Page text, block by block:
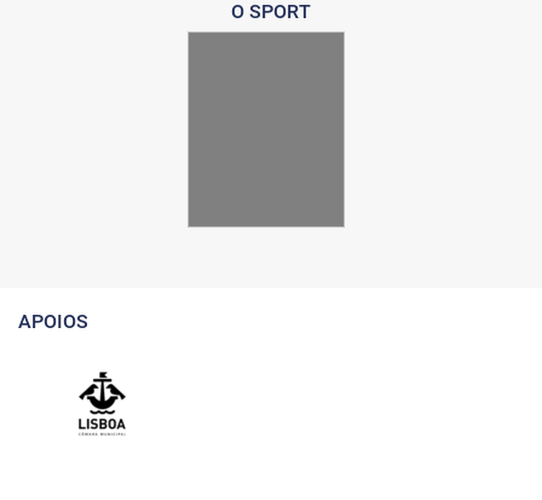
O SPORT
APOIOS